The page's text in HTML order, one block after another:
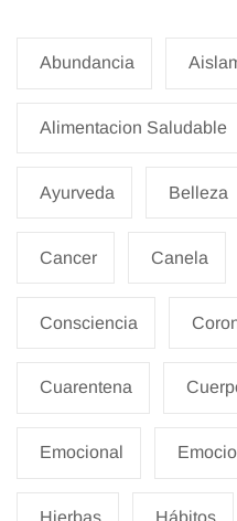
Abundancia
Alimentacion Saludable
Ayurveda Belleza
Cancer Canela
Consciencia
Cuarentena
Emocional